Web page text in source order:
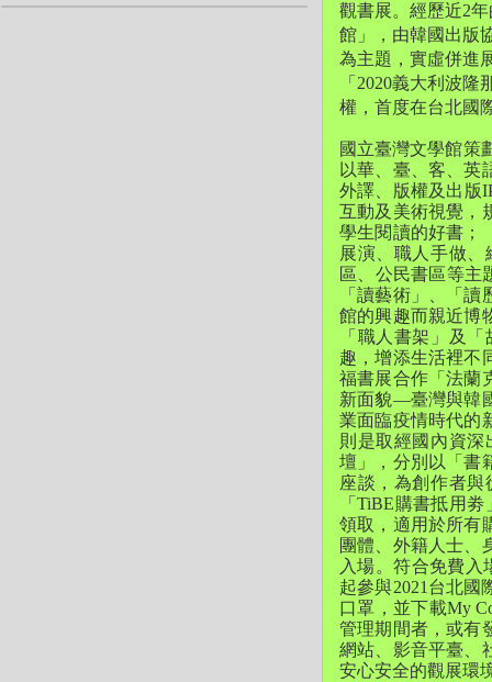
觀書展。經歷近2
館」，由韓國出版
為主題， 實虛併進
「 2020義大利波隆
權， 首度在台北國
國立臺灣文學館策
以華、臺、客、英
外譯、版權及出版
互動及美術視覺，
學生閱讀的好書；
展演、職人手做、
區、公民書區等主
「讀藝術」、「讀
館的興趣而親近博
「職人書架」
及「
趣，增添生活裡不
福書展合作「法蘭
新面貌—臺灣與韓
業面臨疫情時代的
則是取經國內資
壇」，分別以「書
座談， 為創作者與
「TiBE購書抵用
領取， 適用於所有
團體、外籍人士、
入場。符合免費入
起參與2021台北國
口罩，並下載My
管理期間者，或有
網站、影音平臺、
安心安全的觀展環